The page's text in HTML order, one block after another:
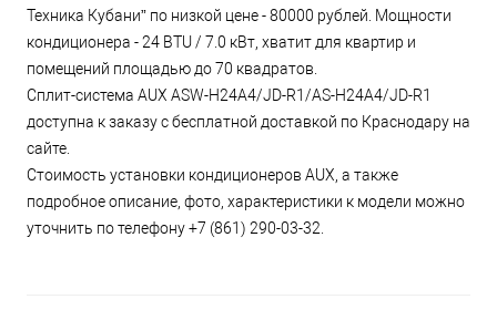
Техника Кубани” по низкой цене - 80000 рублей. Мощности
кондиционера - 24 BTU / 7.0 кВт, хватит для квартир и
помещений площадью до 70 квадратов.
Сплит-система AUX ASW-H24A4/JD-R1/AS-H24A4/JD-R1
доступна к заказу с бесплатной доставкой по Краснодару на
сайте.
Стоимость установки кондиционеров AUX, а также
подробное описание, фото, характеристики к модели можно
уточнить по телефону +7 (861) 290-03-32.